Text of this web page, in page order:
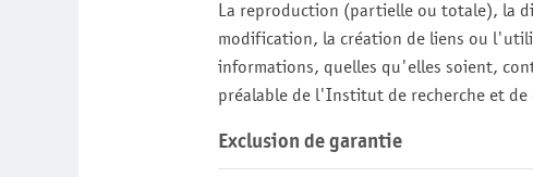
La reproduction (partielle ou totale), la
modification, la création de liens ou
informations, quelles qu'elles soient,
préalable de l'Institut de recherche et de
Exclusion de garantie